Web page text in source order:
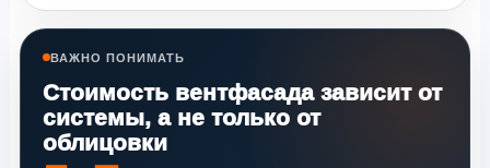
ВАЖНО ПОНИМАТЬ
Стоимость вентфасада зависит от
системы, а не только от
облицовки